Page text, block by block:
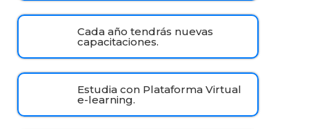
Cada año tendrás nuevas
capacitaciones.
Estudia con Plataforma Virtual
e-learning.